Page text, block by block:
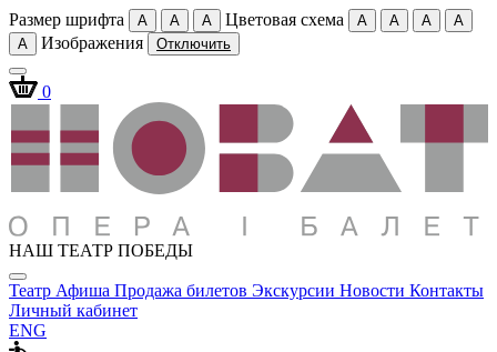
Размер шрифта A A A Цветовая схема A A A
A
A
Изображения Отключить
0
НАШ ТЕАТР ПОБЕДЫ
Театр Афиша Продажа билетов Экскурсии Новости Контакты
Личный кабинет
ENG